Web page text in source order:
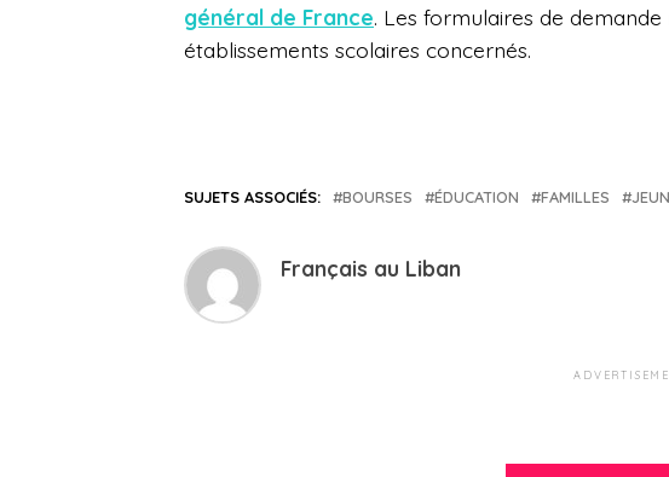
général de France. Les formulaires de
établissements scolaires concernés.
SUJETS ASSOCIÉS: BOURSES ÉDUCATION FAMILLES
Français au Liban